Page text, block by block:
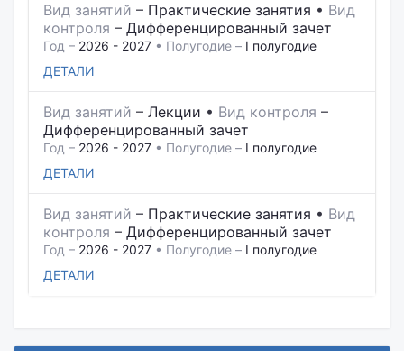
Вид занятий – Практические занятия • Вид
контроля – Дифференцированный зачет
Год – 2026 - 2027 • Полугодие – I полугодие
ДЕТАЛИ
Вид занятий – Лекции • Вид контроля –
Дифференцированный зачет
Год – 2026 - 2027 • Полугодие – I полугодие
ДЕТАЛИ
Вид занятий – Практические занятия • Вид
контроля – Дифференцированный зачет
Год – 2026 - 2027 • Полугодие – I полугодие
ДЕТАЛИ